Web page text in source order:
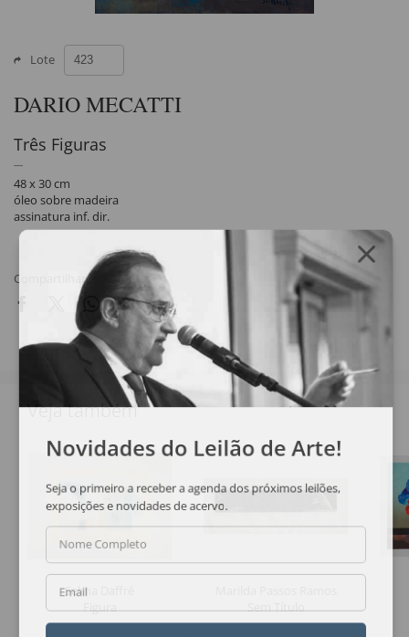
Lote
DARIO MECATTI
Três Figuras
48 x 30 cm
óleo sobre madeira
assinatura inf. dir.
Compartilhar
Veja também
Selma Daffré
Figura
Sem Título
Novidades do Leilão de Arte!
Seja o primeiro a receber a agenda dos próximos leilões,
exposições e novidades de acervo.
Nome Completo
Email